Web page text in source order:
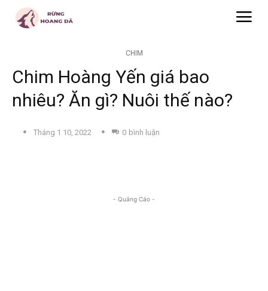
CHIM
Chim Hoàng Yến giá bao
nhiêu? Ăn gì? Nuôi thế nào?
Tháng 1 10, 2022 0 bình luận
- Quảng Cáo -